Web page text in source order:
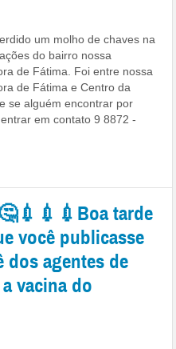
um molho de chaves na
do bairro nossa
de Fátima. Foi entre nossa
de Fátima e Centro da
se alguém encontrar por
em contato 9 8872 -
tarde
você publicasse
dos agentes de
vacina do